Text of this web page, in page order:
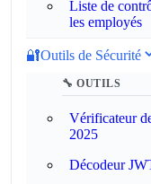
Liste de
les employés
🔐Outils de Sécurité
🔧 OUTILS
Vérificateur
2025
Décodeur